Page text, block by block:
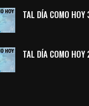
TAL DÍA COMO
TAL DÍA COMO